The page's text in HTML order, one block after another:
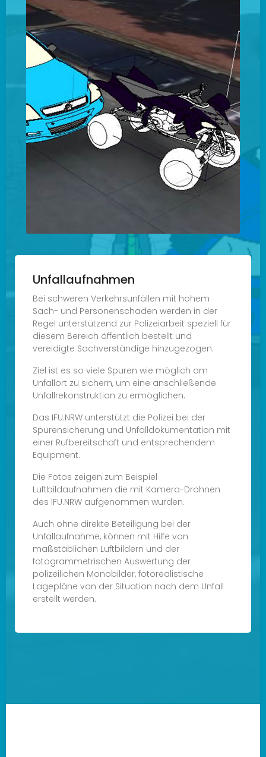
Unfallaufnahmen
Bei schweren Verkehrsunfällen mit hohem
Sach- und Personenschaden werden in der
Regel unterstützend zur Polizeiarbeit speziell für
diesem Bereich öffentlich bestellt und
vereidigte Sachverständige hinzugezogen.
Ziel ist es so viele Spuren wie möglich am
Unfallort zu sichern, um eine anschließende
Unfallrekonstruktion zu ermöglichen.
Das IFU.NRW unterstützt die Polizei bei der
Spurensicherung und Unfalldokumentation mit
einer Rufbereitschaft und entsprechendem
Equipment.
Die Fotos zeigen zum Beispiel
Luftbildaufnahmen die mit Kamera-Drohnen
des IFU.NRW aufgenommen wurden.
Auch ohne direkte Beteiligung bei der
Unfallaufnahme, können mit Hilfe von
maßstäblichen Luftbildern und der
fotogrammetrischen Auswertung der
polizeilichen Monobilder, fotorealistische
Lagepläne von der Situation nach dem Unfall
erstellt werden.